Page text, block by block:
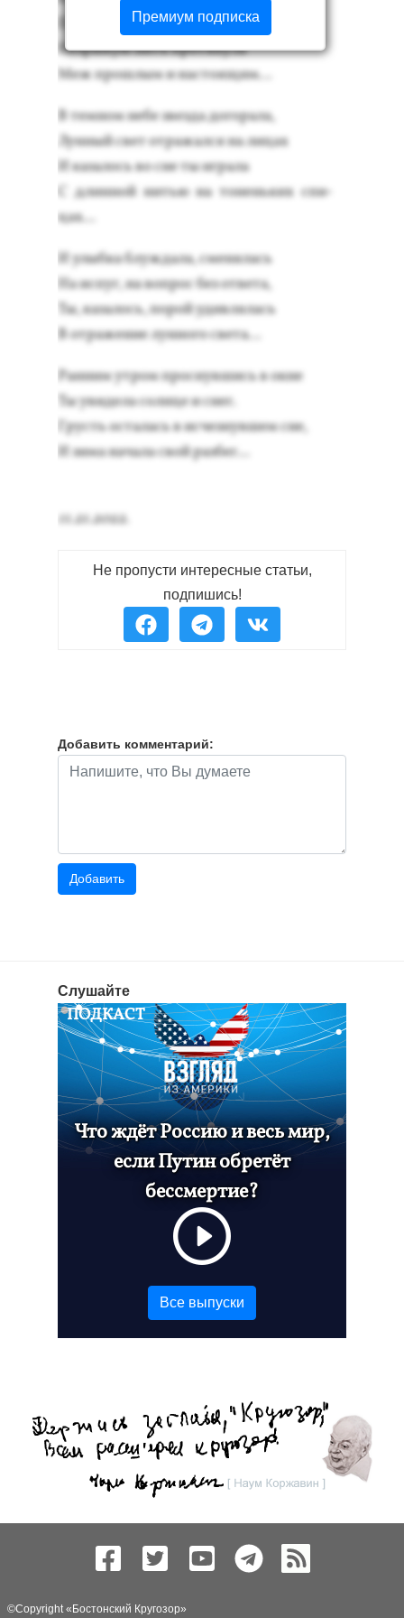
Премиум подписка
Пе­ред ка­мином го­рящим
Нез­ри­мую нить про­тяну­ла
Меж прош­лым и нас­то­ящим…
В тем­ном не­бе звез­да до­гора­ла,
Лун­ный свет от­ра­жал­ся на ли­цах
И ка­залось во сне ты иг­ра­ла
С длин­ной нитью на то­нень­ких спи­
цах...
И улыб­ка блуж­да­ла, сме­нялась
На ис­пуг, на воп­рос без от­ве­та,
Ты, ка­залoсь, по­рой удив­ля­лась
В от­ра­жениe лун­но­го све­та…
Ран­ним ут­ром прос­нувшись в ок­не
Ты уви­дела сол­нце и снег.
Грусть ос­та­лась в ис­чезнув­шем сне,
И зи­ма на­чала свой раз­бег...
11.21.2022.
Не пропусти интересные статьи,
подпишись!
Добавить комментарий:
Слушайте
ПОДКАСТ
Что ждёт Россию и весь мир,
если Путин обретёт
бессмертие?
Все выпуски
©Copyright « Бостонский Кругозор»